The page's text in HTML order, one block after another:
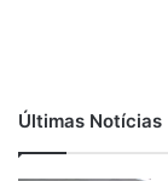
Últimas Notícias